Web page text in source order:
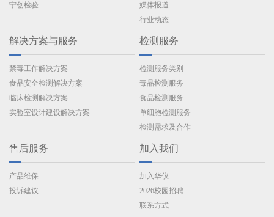
宁创检验
媒体报道
行业动态
解决方案与服务
禁毒工作解决方案
食品安全检测解决方案
临床检测解决方案
实验室设计建设解决方案
检测服务
检测服务类别
毒品检测服务
食品检测服务
单细胞检测服务
检测需求及合作
售后服务
产品维保
投诉建议
加入我们
加入华仪
2026校园招聘
联系方式